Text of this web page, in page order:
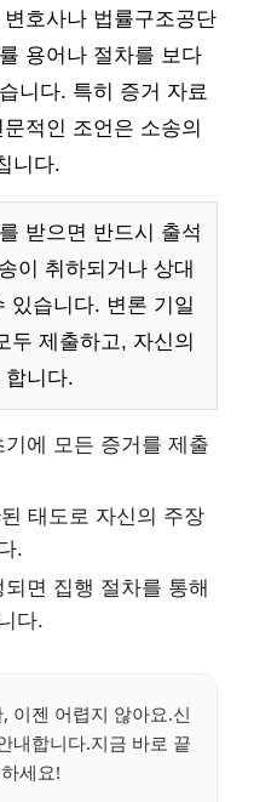
호사나 법률구조공단
용어나 절차를 보다
니다. 특히 증거 자료
적인 조언은 소송의
니다.
받으면 반드시 출석
이 취하되거나 상대
있습니다. 변론 기일
두 제출하고, 자신의
합니다.
기에 모든 증거를 제출
태도로 자신의 주장
.
면 집행 절차를 통해
다.
이젠 어렵지 않아요.신
내합니다.지금 바로 끝
세요!